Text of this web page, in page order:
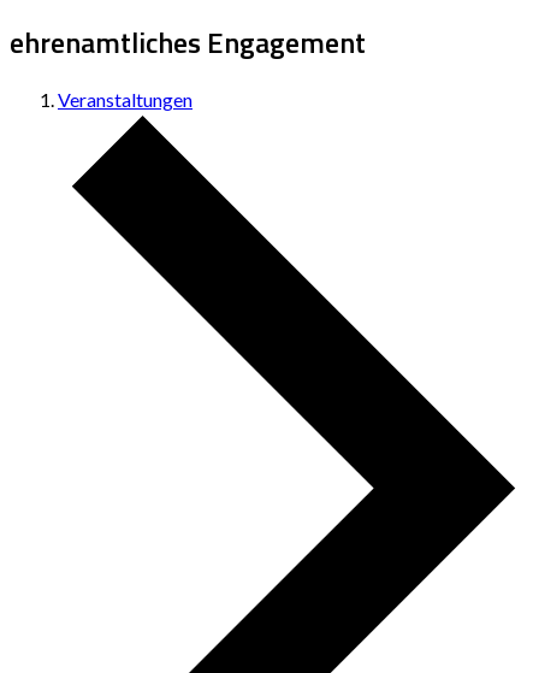
ehrenamtliches Engagement
Veranstaltungen